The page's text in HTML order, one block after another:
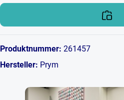
Produktnummer: 261457
Hersteller: Prym